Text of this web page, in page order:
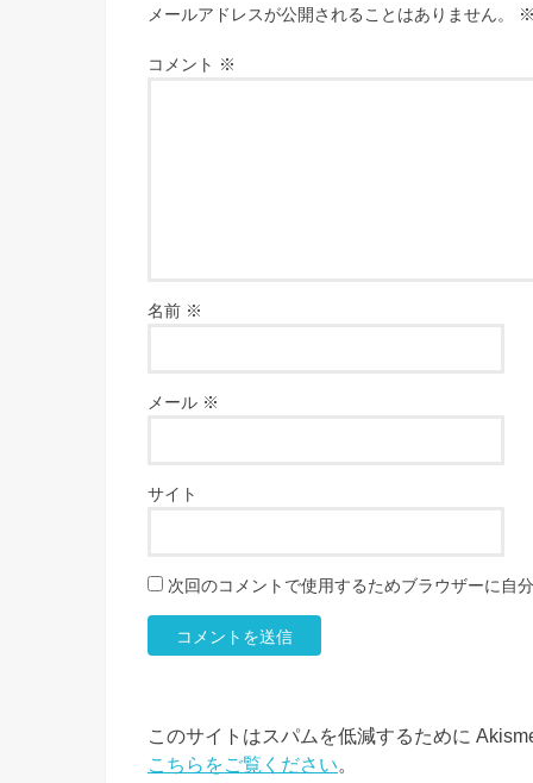
メールアドレスが公開されることはありません。
コメント ※
名前 ※
メール ※
サイト
次回のコメントで使用するためブラウザーに自
このサイトはスパムを低減するために
こちらをご覧ください。